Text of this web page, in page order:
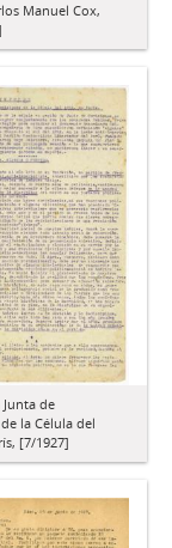
Manuel Cox,
de
la Célula del
[7/1927]